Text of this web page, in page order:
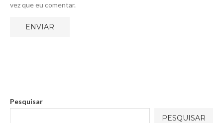
vez que eu comentar.
Pesquisar
PESQUISAR